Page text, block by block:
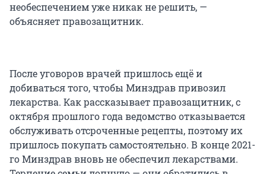
необеспечением уже никак не решить, —
объясняет правозащитник.
После уговоров врачей пришлось ещё и
добиваться того, чтобы Минздрав привозил
лекарства. Как рассказывает правозащитник, с
октября прошлого года ведомство отказывается
обслуживать отсроченные рецепты, поэтому их
пришлось покупать самостоятельно. В конце 2021-
го Минздрав вновь не обеспечил лекарствами.